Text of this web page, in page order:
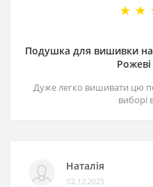
Подушка для вишивки
Дуже легко вишивати цю
виборі
Наталія
02.12.2025